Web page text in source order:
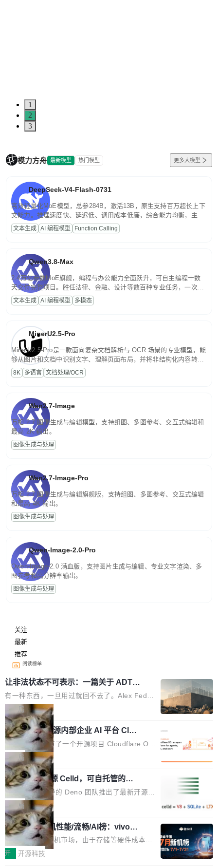
1
2
3
模力方舟 最新模型 热门模型 更多大模型
DeepSeek-V4-Flash-0731
高效轻量化MoE模型，总参284B，激活13B，原生支持百万超长上下
文能力。推理速度快、延迟低、调用成本低廉，综合能力均衡，主打
高并发、轻量化任务，适合日常对话、内容创作、基础 RAG、批量
文案处理等普惠刚需场景。
文本生成 AI 编程模型 Function Calling
Qwen3.8-Max
2.4万亿参数MoE旗舰，编程与办公能力全面跃升，可自主编程十数
天交付完整项目。胜任法律、金融、设计等数百种专业任务，一次对
话端到端交付生产级成果。原生视觉理解贯穿规划、执行与验证全流
程，支持超长文档与长视频的深度语义解析。长程任务中自主规划与
文本生成 AI 编程模型 多模态
MinerU2.5-Pro
MinerU2.5-Pro是一款面向复杂文档解析与 OCR 场景的专业模型，能
够从图片和文档中识别文字、理解页面布局，并将非结构化内容转换
为便于存储、检索和二次处理的结构化结果。
8K 多语言 文档处理/OCR
Wan2.7-Image
万相 2.7 图像生成与编辑模型，支持组图、多图参考、交互式编辑和
最高 2K 输出。
图像生成与处理
Wan2.7-Image-Pro
万相 2.7 图像生成与编辑旗舰版，支持组图、多图参考、交互式编辑
和最高 4K 输出。
图像生成与处理
Qwen-Image-2.0-Pro
Qwen-Image-2.0 满血版，支持图片生成与编辑、专业文字渲染、多
图参考和高分辨率输出。
图像生成与处理
关注
最新
推荐
阅读榜单
让非法状态不可表示：一篇关于 ADT
的帖子在 Reddit 火了
有一种东西，一旦用过就回不去了。Alex Fedos
eev 管它叫"软件设计的基石"。 他说的东西不新
鲜——代数数据类型（ADT），尤其是和类型
（sum type）。但他说清楚了一件事：这不是类
型系统的学术体操，是日常编码的思维方式。 文
章从一个简单的例子切入。一个网站的深色主题
设置，如果用布尔值 + 可空字段来表示——bool
ean 表示是否可切换，nullable 的默认模式、浅
色方案、深色方案——会产生大量无意义的组
合。方案缺了、配置冲突了、全 null 了。要知道
哪些组合有效，作者说，你得靠"文档、校验、或
者部落知识"。 换个写法。Rust 的 enum，两个
变体：Switchable...
局
Cloudflare 开源内部企业 AI 平台 Clou
dflare OS
Cloudflare 发布了一个开源项目 Cloudflare O
S。如果你只看官方博客，你会觉得这是又一
个"AI 知识库 + 聊天机器人"——每个大厂都在
做，没什么新鲜的。 但 Kenton Varda 在 Twitte
r 上把事情说清楚了： 今天我们发布了 Cloudfla
re OS，一个带连接器的聊天机器人，跟其他所
有科技公司做的一样。只不过，实际上它不一
样。这是 Sandstorm.io 的重制版，我十年前的
那个创业公司。不同的是，这次它构建在 Cloudf
lare Workers 上——我花了九年时间搭建的平台
——并且深度集成了 AI。这基本上是我十年秘密
局
Deno 团队开源 Celld，可自托管的分
布式 Durable Objects
Ryan Dahl 领导的 Deno 团队推出了最新开源项
目 Celld，一个能在自己机器上运行 Cloudflare
Workers 和 Durable Objects 的守护进程。 设
计思路很直接：每个对象是一个独立的 SQLite
数据库，按名称寻址，复制到你自己的 S3 兼容
存储库里。节点之间只通过这个存储库协调——
局
鲁大师7月新机性能/流畅/AI榜：vivo夺
性能、流畅双第一，三星Galaxy Z系列
新折叠缺席
2026年7月的手机市场，由于存储等硬件成本暴
增，手机厂商的日子也不好过啊，新机速度明显
开 开源科技